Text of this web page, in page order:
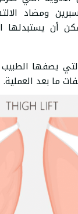
ومضاد
أن يستبدلها
التي يصفها
ما بعد العملية.